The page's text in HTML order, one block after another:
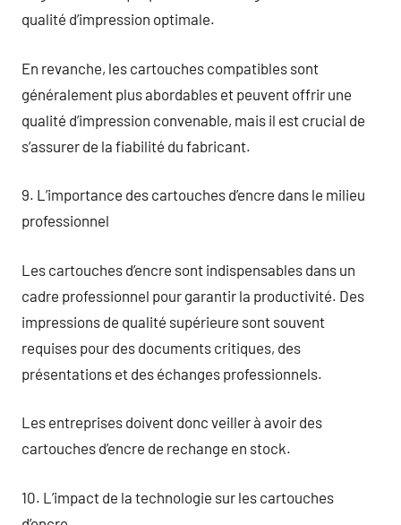
qualité d’impression optimale.
En revanche, les cartouches compatibles sont
généralement plus abordables et peuvent offrir une
qualité d’impression convenable, mais il est crucial de
s’assurer de la fiabilité du fabricant.
9. L’importance des cartouches d’encre dans le milieu
professionnel
Les cartouches d’encre sont indispensables dans un
cadre professionnel pour garantir la productivité. Des
impressions de qualité supérieure sont souvent
requises pour des documents critiques, des
présentations et des échanges professionnels.
Les entreprises doivent donc veiller à avoir des
cartouches d’encre de rechange en stock.
10. L’impact de la technologie sur les cartouches